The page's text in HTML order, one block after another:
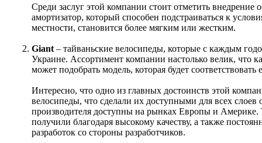
Среди заслуг этой компании стоит отметить внедрение
амортизатор, который способен подстраиваться к
местности, становится более мягким или жестким.
Giant – тайваньские велосипеды, которые с каждым
Украине. Ассортимент компании настолько велик, что
может подобрать модель, которая будет
Интересно, что одно из главных достоинств этой
велосипеды, что сделали их доступными для всех
производителя доступны на рынках Европы и Америке.
получили благодаря высокому качеству, а также
разработок со стороны разработчиков.